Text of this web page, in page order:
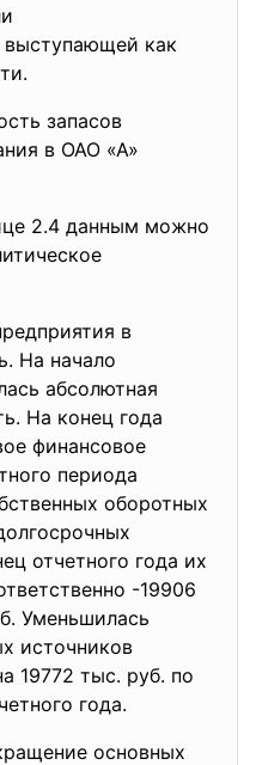
выступающей как
запасов
в ОАО «А»
2.4 данным можно
в
На начало
абсолютная
На конец года
финансовое
периода
оборотных
отчетного года их
-19906
Уменьшилась
источников
19772 тыс. руб. по
года.
основных